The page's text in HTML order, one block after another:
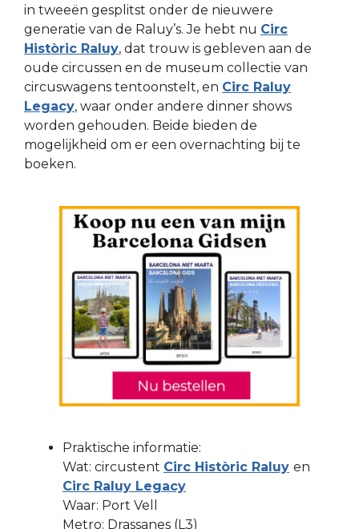
in tweeën gesplitst onder de nieuwere
generatie van de Raluy’s. Je hebt nu Circ
Històric Raluy, dat trouw is gebleven aan de
oude circussen en de museum collectie van
circuswagens tentoonstelt, en Circ Raluy
Legacy, waar onder andere dinner shows
worden gehouden. Beide bieden de
mogelijkheid om er een overnachting bij te
boeken.
Praktische informatie:
Wat: circustent Circ Històric Raluy en
Circ Raluy Legacy
Waar: Port Vell
Metro: Drassanes (L3)